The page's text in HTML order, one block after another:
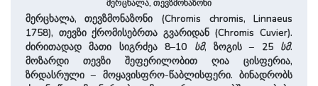
მერცხალა, თევზმონაზონი
მერცხალა, თევზმონაზონი (Chromis chromis, Linnaeus
1758), თევზი ქრომისებრთა გვარიდან (Chromis Cuvier).
ძირითადად მათი სიგრძეა 8–10 სმ, ზოგის – 25 სმ.
მოზარდი თევზი შეფერილობით ღია ცისფერია,
ზრდასრული – მოყავისფრო-წაბლისფერი. ბინადრობს